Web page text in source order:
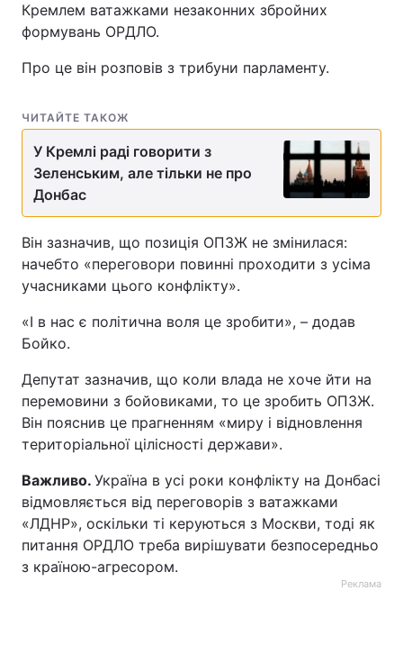
Кремлем ватажками незаконних збройних
формувань ОРДЛО.
Про це він розповів з трибуни парламенту.
ЧИТАЙТЕ ТАКОЖ
У Кремлі раді говорити з
Зеленським, але тільки не про
Донбас
Він зазначив, що позиція ОПЗЖ не змінилася:
начебто «переговори повинні проходити з усіма
учасниками цього конфлікту».
«І в нас є політична воля це зробити», – додав
Бойко.
Депутат зазначив, що коли влада не хоче йти на
перемовини з бойовиками, то це зробить ОПЗЖ.
Він пояснив це прагненням «миру і відновлення
територіальної цілісності держави».
Важливо. Україна в усі роки конфлікту на Донбасі
відмовляється від переговорів з ватажками
«ЛДНР», оскільки ті керуються з Москви, тоді як
питання ОРДЛО треба вирішувати безпосередньо
з країною-агресором.
Реклама